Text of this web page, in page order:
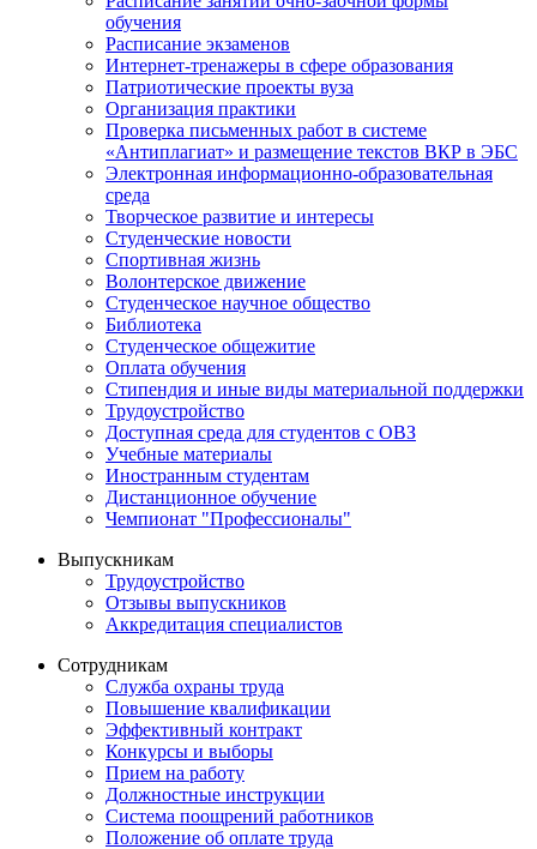
обучения
Расписание экзаменов
Интернет-тренажеры в сфере образования
Патриотические проекты вуза
Организация практики
Проверка письменных работ в системе
«Антиплагиат» и размещение текстов ВКР в ЭБС
Электронная информационно-образовательная
среда
Творческое развитие и интересы
Студенческие новости
Спортивная жизнь
Волонтерское движение
Студенческое научное общество
Библиотека
Студенческое общежитие
Оплата обучения
Стипендия и иные виды материальной поддержки
Трудоустройство
Доступная среда для студентов с ОВЗ
Учебные материалы
Иностранным студентам
Дистанционное обучение
Чемпионат "Профессионалы"
Выпускникам
Трудоустройство
Отзывы выпускников
Аккредитация специалистов
Сотрудникам
Служба охраны труда
Повышение квалификации
Эффективный контракт
Конкурсы и выборы
Прием на работу
Должностные инструкции
Система поощрений работников
Положение об оплате труда